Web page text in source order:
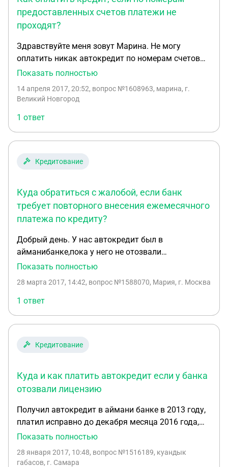
предоставленных счетов платежи не
проходят?
Здравствуйте меня зовут Марина. Не могу
оплатить никак автокредит по номерам счетов
которые давали сотрудники аймани банка.
жительства не получала Подскажите, что делать?
Показать полностью
14 апреля 2017, 20:52, вопрос №1608963, марина, г.
Великий Новгород
1 ответ
Кредитование
Куда обратиться с жалобой, если банк
требует повторного внесения ежемесячного
платежа по кредиту?
Добрый день. У нас автокредит был в
айманибанке,пока у него не отозвали
лицензию,далее наш договор и все документы
совершили как и положено в срок,нам начали
звонить сотрудники экспобанка и говорить,что
платеж наш не прошел. Мы съездили в аймани
банк,нам выдали справку,о том что деньги
руках имеются.Мы отправили эту справку по
попросили нас обратиться в банк открытие и
россельхоз банк,чтобы нам выдали пропавшие
же предоставили справку,о том что платеж
успешно прошел и на счету были лишние 800
рублей,мы и эту справку отправили в
экспобанк,однако,они продолжают звонить и
вымогать деньги. Можно узнать,куда нам
Показать полностью
28 марта 2017, 14:42, вопрос №1588070, Мария, г. Москва
1 ответ
Кредитование
Куда и как платить автокредит если у банка
отозвали лицензию
Получил автокредит в аймани банке в 2013 году,
платил исправно до декабря месяца 2016 года,
последние 3 месяцаденьги возвращаются назад.
мне ответил: У банка отобрали лицензию в
Показать полностью
28 января 2017, 10:48, вопрос №1516189, куандык
габасов, г. Самара